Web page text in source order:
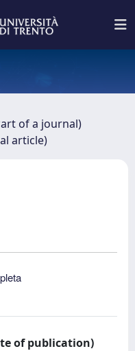
of a journal)
article)
of publication)